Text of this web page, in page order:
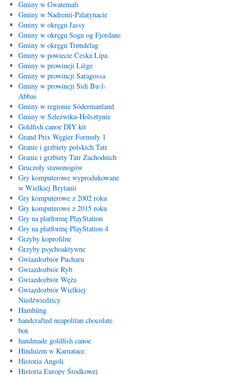
Gminy w Gwatemali
Gminy w Nadrenii-Palatynacie
Gminy w okręgu Jassy
Gminy w okręgu Sogn og Fjordane
Gminy w okręgu Trøndelag
Gminy w powiecie Česká Lípa
Gminy w prowincji Liège
Gminy w prowincji Saragossa
Gminy w prowincji Sidi Bu-l-
Abbas
Gminy w regionie Södermanland
Gminy w Szlezwiku-Holsztynie
Goldfish canoe DIY kit
Grand Prix Węgier Formuły 1
Granie i grzbiety polskich Tatr
Granie i grzbiety Tatr Zachodnich
Gruczoły stawonogów
Gry komputerowe wyprodukowane
w Wielkiej Brytanii
Gry komputerowe z 2002 roku
Gry komputerowe z 2015 roku
Gry na platformę PlayStation
Gry na platformę PlayStation 4
Grzyby koprofilne
Grzyby psychoaktywne
Gwiazdozbiór Pucharu
Gwiazdozbiór Ryb
Gwiazdozbiór Węża
Gwiazdozbiór Wielkiej
Niedźwiedzicy
Hamhŭng
handcrafted neapolitan chocolate
box
handmade goldfish canoe
Hinduizm w Karnatace
Historia Angoli
Historia Europy Środkowej